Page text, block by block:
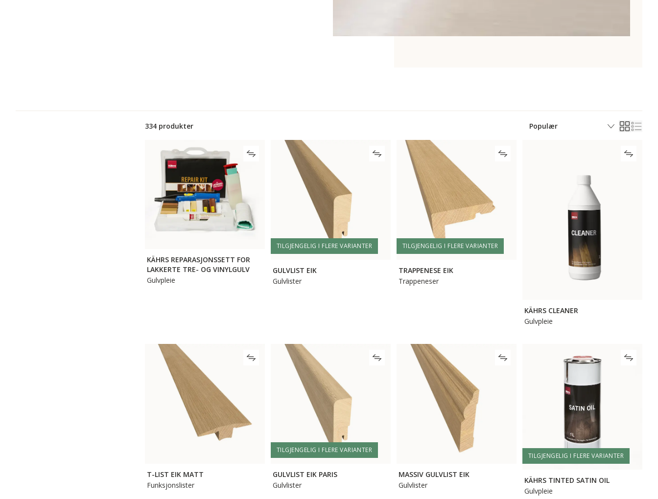
334 produkter
KÄHRS REPARASJONSSETT FOR
LAKKERTE TRE- OG VINYLGULV
Gulvpleie
TILGJENGELIG I FLERE VARIANTER
GULVLIST EIK
Gulvlister
TILGJENGELIG I FLERE VARIANTER
TRAPPENESE EIK
Trappeneser
KÄHRS CLEANER
Gulvpleie
T-LIST EIK MATT
Funksjonslister
TILGJENGELIG I FLERE VARIANTER
GULVLIST EIK PARIS
Gulvlister
MASSIV GULVLIST EIK
Gulvlister
TILGJENGELIG I FLERE VARIANTER
KÄHRS TINTED SATIN OIL
Gulvpleie